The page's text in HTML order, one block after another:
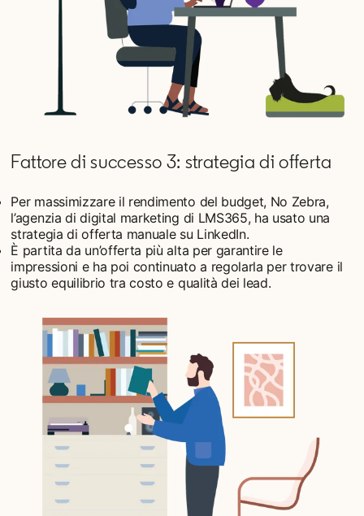
Fattore di successo 3: strategia di offerta
Per massimizzare il rendimento del budget, No Zebra,
l’agenzia di digital marketing di LMS365, ha usato una
strategia di offerta manuale su LinkedIn.
È partita da un’offerta più alta per garantire le
impressioni e ha poi continuato a regolarla per trovare il
giusto equilibrio tra costo e qualità dei lead.